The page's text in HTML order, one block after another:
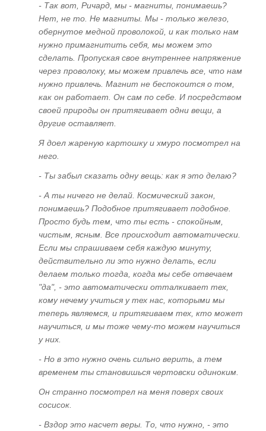
ГЛАВА ТРЕТЬЯ
"Третий глаз", или Как видят ясновидящие
"Энергоинформационный каркас" человека.
Энергоинформационный поток и его
поляризация. Европейский и восточный
типы "энергетики". Энергоцентры и чакры.
энергетикой
ноосферы. Почему Америка обречена?
Российская изобретательность
Почему Россия попала в кабалу? Выстрел из
будущего, или Откуда прилетел двуглавый
орел
ГЛАВА ЧЕТВЁРТАЯ
Понятие "Поле Событий".
Время как субъективная реальность. Время
и многомерность
ГЛАВА ПЯТАЯ
Эзотерика и магия. Многомерная градация
- Так вот, Ричард, мы - магниты, понимаешь?
Нет, не то. Не магниты. Мы - только железо,
обернутое медной проволокой, и как только нам
нужно примагнитить себя, мы можем это
сделать. Пропуская свое внутреннее напряжение
через проволоку, мы можем привлечь все, что нам
нужно привлечь. Магнит не беспокоится о том,
как он работает. Он сам по себе. И посредством
своей природы он притягивает одни вещи, а
другие оставляет.
Я доел жареную картошку и хмуро посмотрел на
него.
- Ты забыл сказать одну вещь: как я это делаю?
- А ты ничего не делай. Космический закон,
понимаешь? Подобное притягивает подобное.
Просто будь тем, что ты есть - спокойным,
чистым, ясным. Все происходит автоматически.
Если мы спрашиваем себя каждую минуту,
действительно ли это нужно делать, если
делаем только тогда, когда мы себе отвечаем
"да", - это автоматически отталкивает тех,
кому нечему учиться у тех нас, которыми мы
теперь являемся, и притягиваем тех, кто может
научиться, и мы тоже чему-то можем научиться
у них.
- Но в это нужно очень сильно верить, а тем
временем ты становишься чертовски одиноким.
Он странно посмотрел на меня поверх своих
сосисок.
- Вздор это насчет веры. То, что нужно, - это